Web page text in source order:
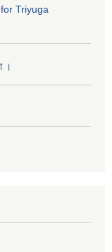
Triyuga
।